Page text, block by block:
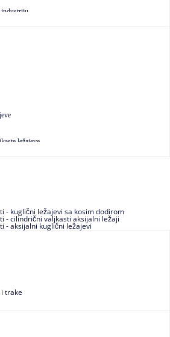
industriju
ležajeve
- kuglični ležajevi sa kosim dodirom
- cilindrični valjkasti aksijalni ležaji
- aksijalni kuglični ležajevi
trake